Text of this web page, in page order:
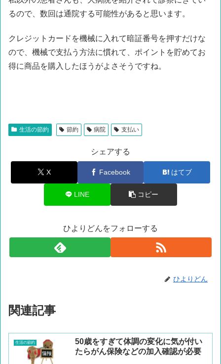
るので、数回は通院する可能性があると思います。
クレジットカードを機械に入れて暗証番号を押すだけな
ので、機械で支払う方法に慣れて、ポイントを貯めてお
得に商品を購入したほうがよさそうですね。
生活の節約 節約 病院 支払い
シェアする
X Facebook はてブ
LINE コピー
ひよりどんをフォローする
ひよりどん
関連記事
生活の節約
50歳をすぎて体調の変化に気が付い
たらがん保険などの加入確認が必要